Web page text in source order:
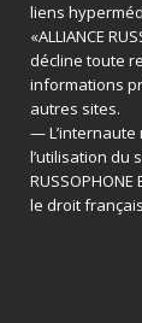
liens
«ALLIANCE
décline toute
informations
autres sites.
— L’internaute
l’utilisation du
RUSSOPHONE
le droit